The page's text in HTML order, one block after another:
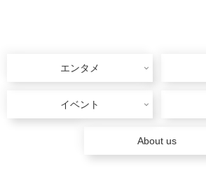
エンタメ
イベント
About us